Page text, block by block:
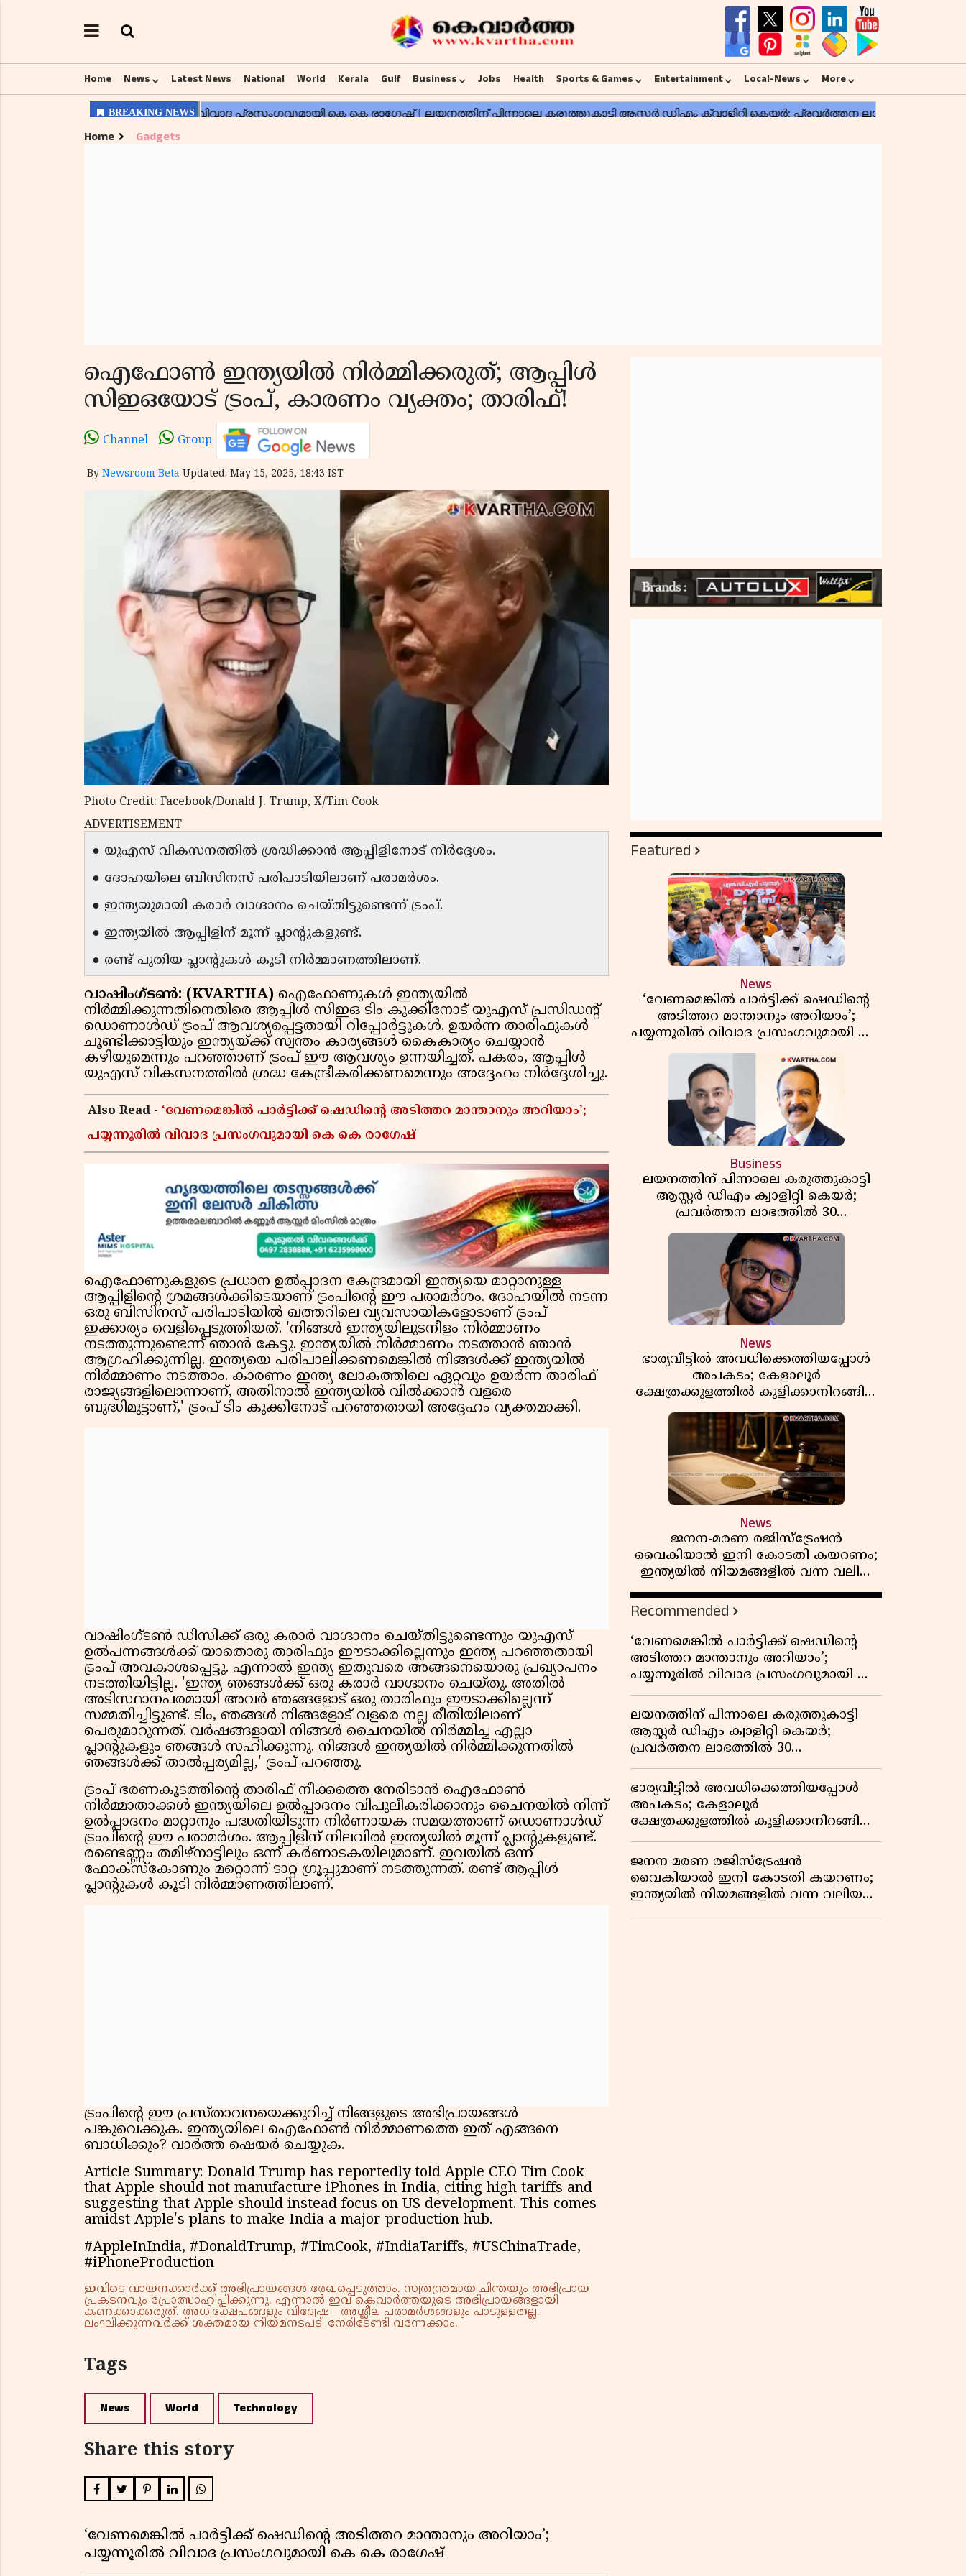
Home News Latest News National World Kerala Gulf Business Jobs Health Sports & Games Entertainment Local-News More
Home Gadgets
ഐഫോൺ ഇന്ത്യയിൽ നിർമ്മിക്കരുത്; ആപ്പിൾ
സിഇഒയോട് ട്രംപ്, കാരണം വ്യക്തം; താരിഫ്!
Channel Group
By Newsroom Beta Updated: May 15, 2025, 18:43 IST
Photo Credit: Facebook/Donald J. Trump, X/Tim Cook
ADVERTISEMENT
● യുഎസ് വികസനത്തിൽ ശ്രദ്ധിക്കാൻ ആപ്പിളിനോട് നിർദ്ദേശം.
● ദോഹയിലെ ബിസിനസ് പരിപാടിയിലാണ് പരാമർശം.
● ഇന്ത്യയുമായി കരാർ വാഗ്ദാനം ചെയ്തിട്ടുണ്ടെന്ന് ട്രംപ്.
● ഇന്ത്യയിൽ ആപ്പിളിന് മൂന്ന് പ്ലാന്റുകളുണ്ട്.
● രണ്ട് പുതിയ പ്ലാന്റുകൾ കൂടി നിർമ്മാണത്തിലാണ്.
വാഷിംഗ്ടൺ: (KVARTHA) ഐഫോണുകൾ ഇന്ത്യയിൽ
നിർമ്മിക്കുന്നതിനെതിരെ ആപ്പിൾ സിഇഒ ടിം കുക്കിനോട് യുഎസ് പ്രസിഡൻ്റ്
ഡൊണാൾഡ് ട്രംപ് ആവശ്യപ്പെട്ടതായി റിപ്പോർട്ടുകൾ. ഉയർന്ന താരിഫുകൾ
ചൂണ്ടിക്കാട്ടിയും ഇന്ത്യയ്ക്ക് സ്വന്തം കാര്യങ്ങൾ കൈകാര്യം ചെയ്യാൻ
കഴിയുമെന്നും പറഞ്ഞാണ് ട്രംപ് ഈ ആവശ്യം ഉന്നയിച്ചത്. പകരം, ആപ്പിൾ
യുഎസ് വികസനത്തിൽ ശ്രദ്ധ കേന്ദ്രീകരിക്കണമെന്നും അദ്ദേഹം നിർദ്ദേശിച്ചു.
Also Read - ‘വേണമെങ്കിൽ പാർട്ടിക്ക് ഷെഡിൻ്റെ അടിത്തറ മാന്താനും അറിയാം’;
പയ്യന്നൂരിൽ വിവാദ പ്രസംഗവുമായി കെ കെ രാഗേഷ്
ഐഫോണുകളുടെ പ്രധാന ഉൽപ്പാദന കേന്ദ്രമായി ഇന്ത്യയെ മാറ്റാനുള്ള
ആപ്പിളിൻ്റെ ശ്രമങ്ങൾക്കിടെയാണ് ട്രംപിൻ്റെ ഈ പരാമർശം. ദോഹയിൽ നടന്ന
ഒരു ബിസിനസ് പരിപാടിയിൽ ഖത്തറിലെ വ്യവസായികളോടാണ് ട്രംപ്
ഇക്കാര്യം വെളിപ്പെടുത്തിയത്. 'നിങ്ങൾ ഇന്ത്യയിലുടനീളം നിർമ്മാണം
നടത്തുന്നുണ്ടെന്ന് ഞാൻ കേട്ടു. ഇന്ത്യയിൽ നിർമ്മാണം നടത്താൻ ഞാൻ
ആഗ്രഹിക്കുന്നില്ല. ഇന്ത്യയെ പരിപാലിക്കണമെങ്കിൽ നിങ്ങൾക്ക് ഇന്ത്യയിൽ
നിർമ്മാണം നടത്താം. കാരണം ഇന്ത്യ ലോകത്തിലെ ഏറ്റവും ഉയർന്ന താരിഫ്
രാജ്യങ്ങളിലൊന്നാണ്, അതിനാൽ ഇന്ത്യയിൽ വിൽക്കാൻ വളരെ
ബുദ്ധിമുട്ടാണ്,' ട്രംപ് ടിം കുക്കിനോട് പറഞ്ഞതായി അദ്ദേഹം വ്യക്തമാക്കി.
വാഷിംഗ്ടൺ ഡിസിക്ക് ഒരു കരാർ വാഗ്ദാനം ചെയ്തിട്ടുണ്ടെന്നും യുഎസ്
ഉൽപന്നങ്ങൾക്ക് യാതൊരു താരിഫും ഈടാക്കില്ലെന്നും ഇന്ത്യ പറഞ്ഞതായി
ട്രംപ് അവകാശപ്പെട്ടു. എന്നാൽ ഇന്ത്യ ഇതുവരെ അങ്ങനെയൊരു പ്രഖ്യാപനം
നടത്തിയിട്ടില്ല. 'ഇന്ത്യ ഞങ്ങൾക്ക് ഒരു കരാർ വാഗ്ദാനം ചെയ്തു. അതിൽ
അടിസ്ഥാനപരമായി അവർ ഞങ്ങളോട് ഒരു താരിഫും ഈടാക്കില്ലെന്ന്
സമ്മതിച്ചിട്ടുണ്ട്. ടിം, ഞങ്ങൾ നിങ്ങളോട് വളരെ നല്ല രീതിയിലാണ്
പെരുമാറുന്നത്. വർഷങ്ങളായി നിങ്ങൾ ചൈനയിൽ നിർമ്മിച്ച എല്ലാ
പ്ലാന്റുകളും ഞങ്ങൾ സഹിക്കുന്നു. നിങ്ങൾ ഇന്ത്യയിൽ നിർമ്മിക്കുന്നതിൽ
ഞങ്ങൾക്ക് താൽപ്പര്യമില്ല,' ട്രംപ് പറഞ്ഞു.
ട്രംപ് ഭരണകൂടത്തിൻ്റെ താരിഫ് നീക്കത്തെ നേരിടാൻ ഐഫോൺ
നിർമ്മാതാക്കൾ ഇന്ത്യയിലെ ഉൽപ്പാദനം വിപുലീകരിക്കാനും ചൈനയിൽ നിന്ന്
ഉൽപ്പാദനം മാറ്റാനും പദ്ധതിയിടുന്ന നിർണായക സമയത്താണ് ഡൊണാൾഡ്
ട്രംപിൻ്റെ ഈ പരാമർശം. ആപ്പിളിന് നിലവിൽ ഇന്ത്യയിൽ മൂന്ന് പ്ലാന്റുകളുണ്ട്.
രണ്ടെണ്ണം തമിഴ്നാട്ടിലും ഒന്ന് കർണാടകയിലുമാണ്. ഇവയിൽ ഒന്ന്
ഫോക്സ്‌കോണും മറ്റൊന്ന് ടാറ്റ ഗ്രൂപ്പുമാണ് നടത്തുന്നത്. രണ്ട് ആപ്പിൾ
പ്ലാന്റുകൾ കൂടി നിർമ്മാണത്തിലാണ്.
ട്രംപിന്റെ ഈ പ്രസ്താവനയെക്കുറിച്ച് നിങ്ങളുടെ അഭിപ്രായങ്ങൾ
പങ്കുവെക്കുക. ഇന്ത്യയിലെ ഐഫോൺ നിർമ്മാണത്തെ ഇത് എങ്ങനെ
ബാധിക്കും? വാർത്ത ഷെയർ ചെയ്യുക.
Article Summary: Donald Trump has reportedly told Apple CEO Tim Cook
that Apple should not manufacture iPhones in India, citing high tariffs and
suggesting that Apple should instead focus on US development. This comes
amidst Apple's plans to make India a major production hub.
#AppleInIndia, #DonaldTrump, #TimCook, #IndiaTariffs, #USChinaTrade,
#iPhoneProduction
ഇവിടെ വായനക്കാർക്ക് അഭിപ്രായങ്ങൾ രേഖപ്പെടുത്താം. സ്വതന്ത്രമായ ചിന്തയും അഭിപ്രായ
പ്രകടനവും പ്രോത്സാഹിപ്പിക്കുന്നു. എന്നാൽ ഇവ കെവാർത്തയുടെ അഭിപ്രായങ്ങളായി
കണക്കാക്കരുത്. അധിക്ഷേപങ്ങളും വിദ്വേഷ - അശ്ലീല പരാമർശങ്ങളും പാടുള്ളതല്ല.
ലംഘിക്കുന്നവർക്ക് ശക്തമായ നിയമനടപടി നേരിടേണ്ടി വന്നേക്കാം.
Tags
News World Technology
Share this story
‘വേണമെങ്കിൽ പാർട്ടിക്ക് ഷെഡിൻ്റെ അടിത്തറ മാന്താനും അറിയാം’;
പയ്യന്നൂരിൽ വിവാദ പ്രസംഗവുമായി കെ കെ രാഗേഷ്
Featured
News
‘വേണമെങ്കിൽ പാർട്ടിക്ക് ഷെഡിൻ്റെ
അടിത്തറ മാന്താനും അറിയാം’;
പയ്യന്നൂരിൽ വിവാദ പ്രസംഗവുമായി കെ
കെ രാഗേഷ്
Business
ലയനത്തിന് പിന്നാലെ കരുത്തുകാട്ടി
ആസ്റ്റർ ഡിഎം ക്വാളിറ്റി കെയർ;
പ്രവർത്തന ലാഭത്തിൽ 30
ശതമാനത്തിൻ്റെ വളർച്ച,
വരുമാനത്തിലും ലാഭത്തിലും വൻ
കുതിപ്പ് രേഖപ്പെടുത്തി ആദ്യ പാദ
റിപ്പോർട്ട് പുറത്ത്
News
ഭാര്യവീട്ടിൽ അവധിക്കെത്തിയപ്പോൾ
അപകടം; കേളാലൂർ
ക്ഷേത്രക്കുളത്തിൽ കുളിക്കാനിറങ്ങിയ
യുവാവ് മുങ്ങിമരിച്ചു
News
ജനന-മരണ രജിസ്ട്രേഷൻ
വൈകിയാൽ ഇനി കോടതി കയറണം;
ഇന്ത്യയിൽ നിയമങ്ങളിൽ വന്ന വലിയ
മാറ്റങ്ങൾ അറിയാം
Recommended
‘വേണമെങ്കിൽ പാർട്ടിക്ക് ഷെഡിൻ്റെ
അടിത്തറ മാന്താനും അറിയാം’;
പയ്യന്നൂരിൽ വിവാദ പ്രസംഗവുമായി കെ
കെ രാഗേഷ്
ലയനത്തിന് പിന്നാലെ കരുത്തുകാട്ടി
ആസ്റ്റർ ഡിഎം ക്വാളിറ്റി കെയർ;
പ്രവർത്തന ലാഭത്തിൽ 30
ശതമാനത്തിൻ്റെ വളർച്ച,
വരുമാനത്തിലും ലാഭത്തിലും വൻ
കുതിപ്പ് രേഖപ്പെടുത്തി ആദ്യ പാദ
റിപ്പോർട്ട് പുറത്ത്
ഭാര്യവീട്ടിൽ അവധിക്കെത്തിയപ്പോൾ
അപകടം; കേളാലൂർ
ക്ഷേത്രക്കുളത്തിൽ കുളിക്കാനിറങ്ങിയ
യുവാവ് മുങ്ങിമരിച്ചു
ജനന-മരണ രജിസ്ട്രേഷൻ
വൈകിയാൽ ഇനി കോടതി കയറണം;
ഇന്ത്യയിൽ നിയമങ്ങളിൽ വന്ന വലിയ
മാറ്റങ്ങൾ അറിയാം